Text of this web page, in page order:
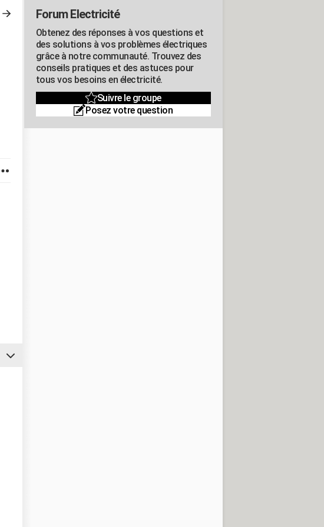
Forum Electricité
Obtenez des réponses à vos questions et
des solutions à vos problèmes électriques
grâce à notre communauté. Trouvez des
conseils pratiques et des astuces pour
tous vos besoins en électricité.
Suivre le groupe
Posez votre question